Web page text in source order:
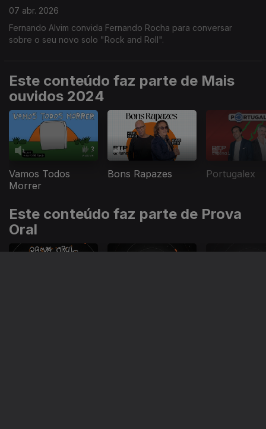
07 abr. 2026
Fernando Alvim convida Fernando Rocha para conversar
sobre o seu novo solo "Rock and Roll".
Este conteúdo faz parte de Mais
ouvidos 2024
Vamos Todos
Morrer
Bons Rapazes Portugalex
Este conteúdo faz parte de Prova
Oral